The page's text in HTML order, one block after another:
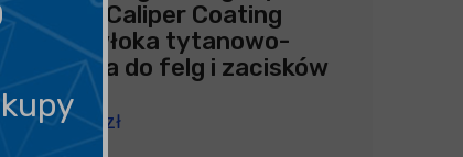
and Caliper Coating
- powłoka tytanowo-
do felg i zacisków
zł